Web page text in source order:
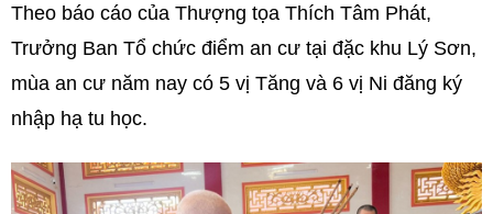
Theo báo cáo của Thượng tọa Thích Tâm Phát,
Trưởng Ban Tổ chức điểm an cư tại đặc khu Lý Sơn,
mùa an cư năm nay có 5 vị Tăng và 6 vị Ni đăng ký
nhập hạ tu học.